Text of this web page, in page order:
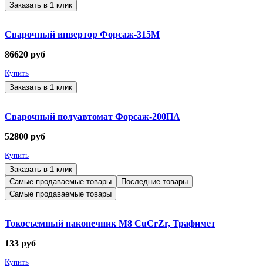
Заказать в 1 клик
Сварочный инвертор Форсаж-315М
86620 руб
Купить
Заказать в 1 клик
Сварочный полуавтомат Форсаж-200ПА
52800 руб
Купить
Заказать в 1 клик
Самые продаваемые товары
Последние товары
Самые продаваемые товары
Токосъемный наконечник М8 CuCrZr, Трафимет
133 руб
Купить